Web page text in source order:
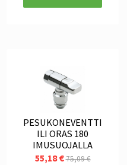
PESUKONEVENTTI
ILI ORAS 180
IMUSUOJALLA
55,18 €75,09 €